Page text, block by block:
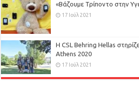
«Βάζουμε Τρίποντο στην
17 Ιούλ 2021
H CSL Behring Hellas
Athens 2020
17 Ιούλ 2021